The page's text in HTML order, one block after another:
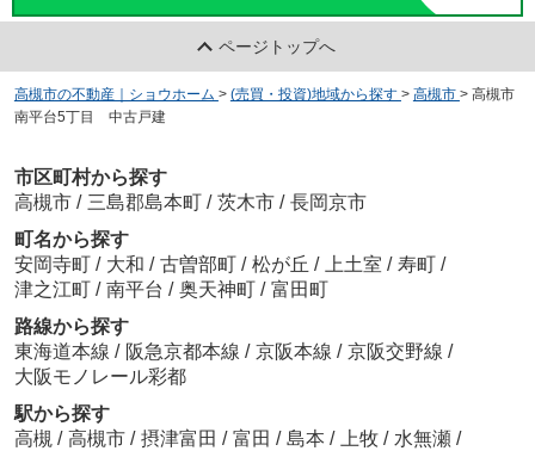
ページトップへ
高槻市の不動産｜ショウホーム > (売買・投資)地域から探す > 高槻市 > 高槻市
南平台5丁目 中古戸建
市区町村から探す
高槻市 / 三島郡島本町 / 茨木市 / 長岡京市
町名から探す
安岡寺町 / 大和 / 古曽部町 / 松が丘 / 上土室 / 寿町 /
津之江町 / 南平台 / 奥天神町 / 富田町
路線から探す
東海道本線 / 阪急京都本線 / 京阪本線 / 京阪交野線 /
大阪モノレール彩都
駅から探す
高槻 / 高槻市 / 摂津富田 / 富田 / 島本 / 上牧 / 水無瀬 /